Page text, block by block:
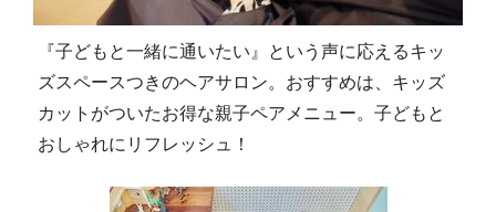
『子どもと一緒に通いたい』という声に応えるキッ
ズスペースつきのヘアサロン。おすすめは、キッズ
カットがついたお得な親子ペアメニュー。子どもと
おしゃれにリフレッシュ！